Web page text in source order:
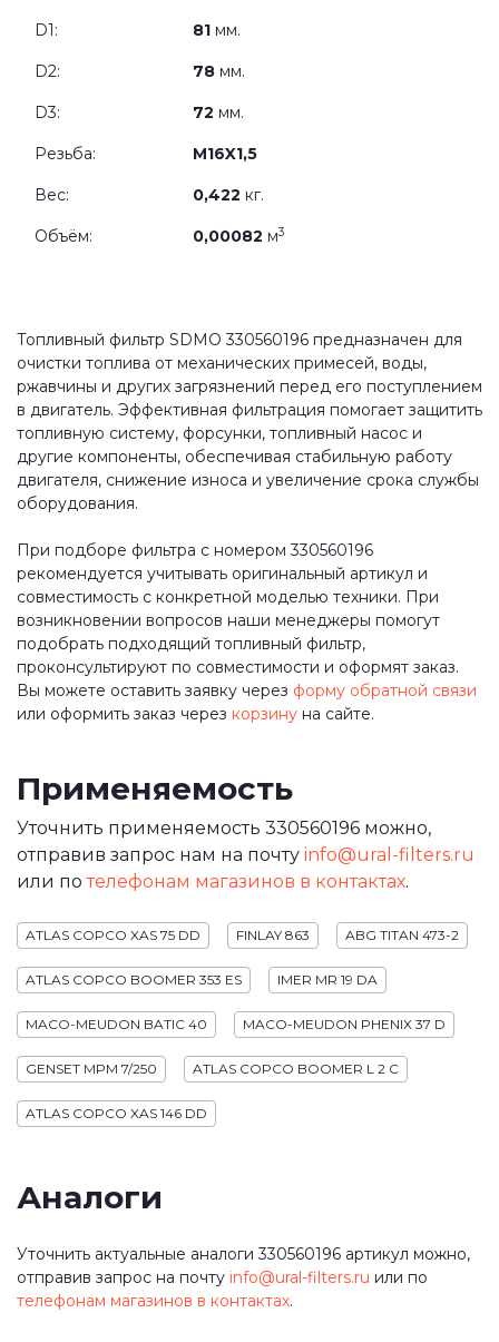
D1: 81 мм.
D2: 78 мм.
D3: 72 мм.
Резьба: M16X1,5
Вес: 0,422 кг.
Объём: 0,00082 м3
Топливный фильтр SDMO 330560196 предназначен для
очистки топлива от механических примесей, воды,
ржавчины и других загрязнений перед его поступлением
в двигатель. Эффективная фильтрация помогает защитить
топливную систему, форсунки, топливный насос и
другие компоненты, обеспечивая стабильную работу
двигателя, снижение износа и увеличение срока службы
оборудования.
При подборе фильтра с номером 330560196
рекомендуется учитывать оригинальный артикул и
совместимость с конкретной моделью техники. При
возникновении вопросов наши менеджеры помогут
подобрать подходящий топливный фильтр,
проконсультируют по совместимости и оформят заказ.
Вы можете оставить заявку через форму обратной связи
или оформить заказ через корзину на сайте.
Применяемость
Уточнить применяемость 330560196 можно,
отправив запрос нам на почту info@ural-filters.ru
или потелефонам магазинов в контактах.
ATLAS COPCO XAS 75 DD FINLAY 863 ABG TITAN 473-2
ATLAS COPCO BOOMER 353 ES IMER MR 19 DA
MACO-MEUDON BATIC 40 MACO-MEUDON PHENIX 37 D
GENSET MPM 7/250 ATLAS COPCO BOOMER L 2 C
ATLAS COPCO XAS 146 DD
Аналоги
Уточнить актуальные аналоги 330560196 артикул можно,
отправив запрос на почту info@ural-filters.ru или по
телефонам магазинов в контактах.